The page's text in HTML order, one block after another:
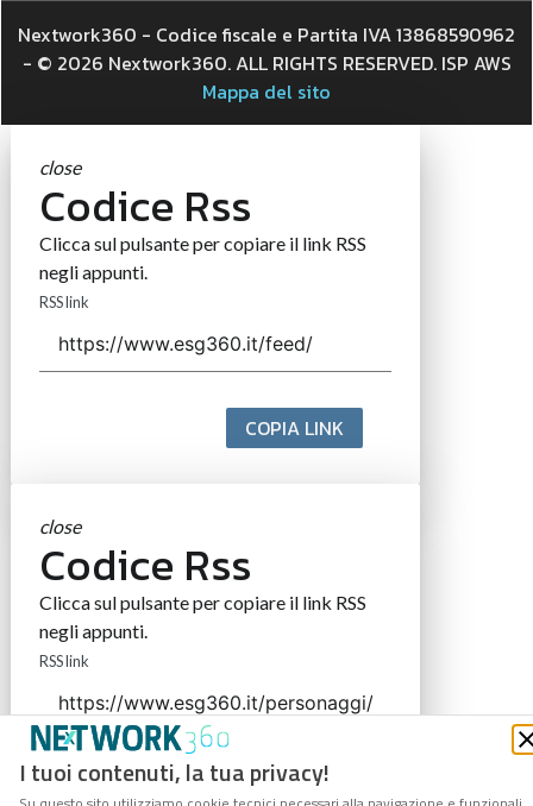
I tuoi contenuti, la tua privacy!
Nextwork360 - Codice fiscale e Partita IVA 13868590962
- © 2026 Nextwork360. ALL RIGHTS RESERVED. ISP AWS
Mappa del sito
close
Codice Rss
Clicca sul pulsante per copiare il link RSS
negli appunti.
RSS link
COPIA LINK
close
Codice Rss
Clicca sul pulsante per copiare il link RSS
negli appunti.
RSS link
COPIA LINK